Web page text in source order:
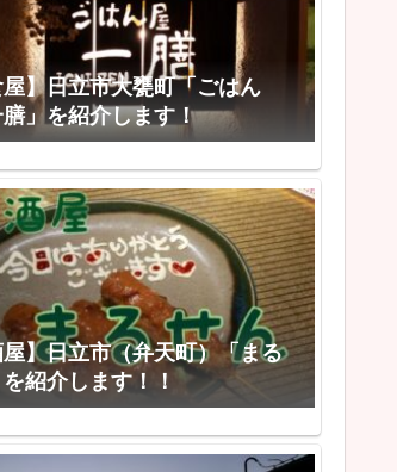
屋】日立市大甕町「ごはん
」を紹介します！
】日立市（弁天町）「まる
紹介します！！